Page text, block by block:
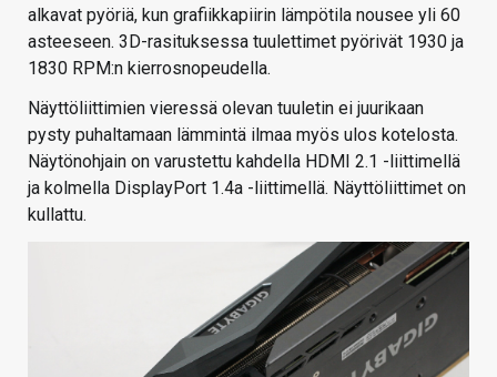
alkavat pyöriä, kun grafiikkapiirin lämpötila nousee yli 60
asteeseen. 3D-rasituksessa tuulettimet pyörivät 1930 ja
1830 RPM:n kierrosnopeudella.
Näyttöliittimien vieressä olevan tuuletin ei juurikaan
pysty puhaltamaan lämmintä ilmaa myös ulos kotelosta.
Näytönohjain on varustettu kahdella HDMI 2.1 -liittimellä
ja kolmella DisplayPort 1.4a -liittimellä. Näyttöliittimet on
kullattu.